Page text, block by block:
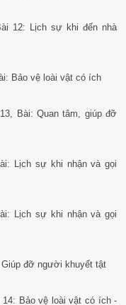
12: Lịch sự khi đến nhà
Bảo vệ loài vật có ích
Bài: Quan tâm, giúp đỡ
Lịch sự khi nhận và gọi
Lịch sự khi nhận và gọi
đỡ người khuyết tật
Bảo vệ loài vật có ích -